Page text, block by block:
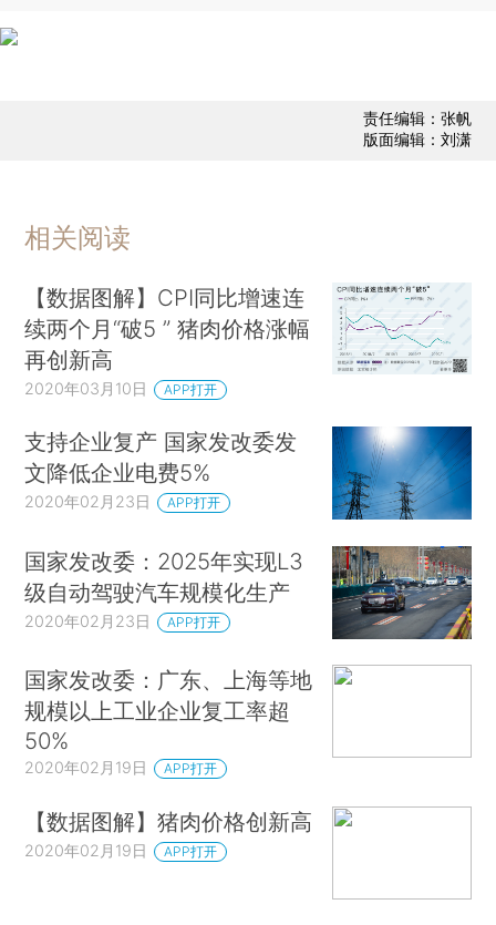
责任编辑：张帆
版面编辑：刘潇
相关阅读
【数据图解】CPI同比增速连
续两个月“破5 ” 猪肉价格涨幅
再创新高
2020年03月10日 APP打开
支持企业复产 国家发改委发
文降低企业电费5%
2020年02月23日 APP打开
国家发改委：2025年实现L3
级自动驾驶汽车规模化生产
2020年02月23日 APP打开
国家发改委：广东、上海等地
规模以上工业企业复工率超
50%
2020年02月19日 APP打开
【数据图解】猪肉价格创新高
2020年02月19日 APP打开